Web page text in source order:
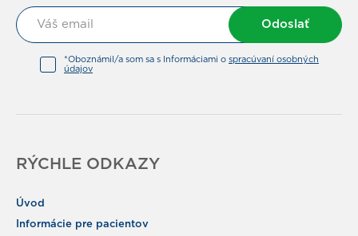
Odoslať
*Oboznámil/a som sa s Informáciami o spracúvaní osobných
údajov
RÝCHLE ODKAZY
Úvod
Informácie pre pacientov